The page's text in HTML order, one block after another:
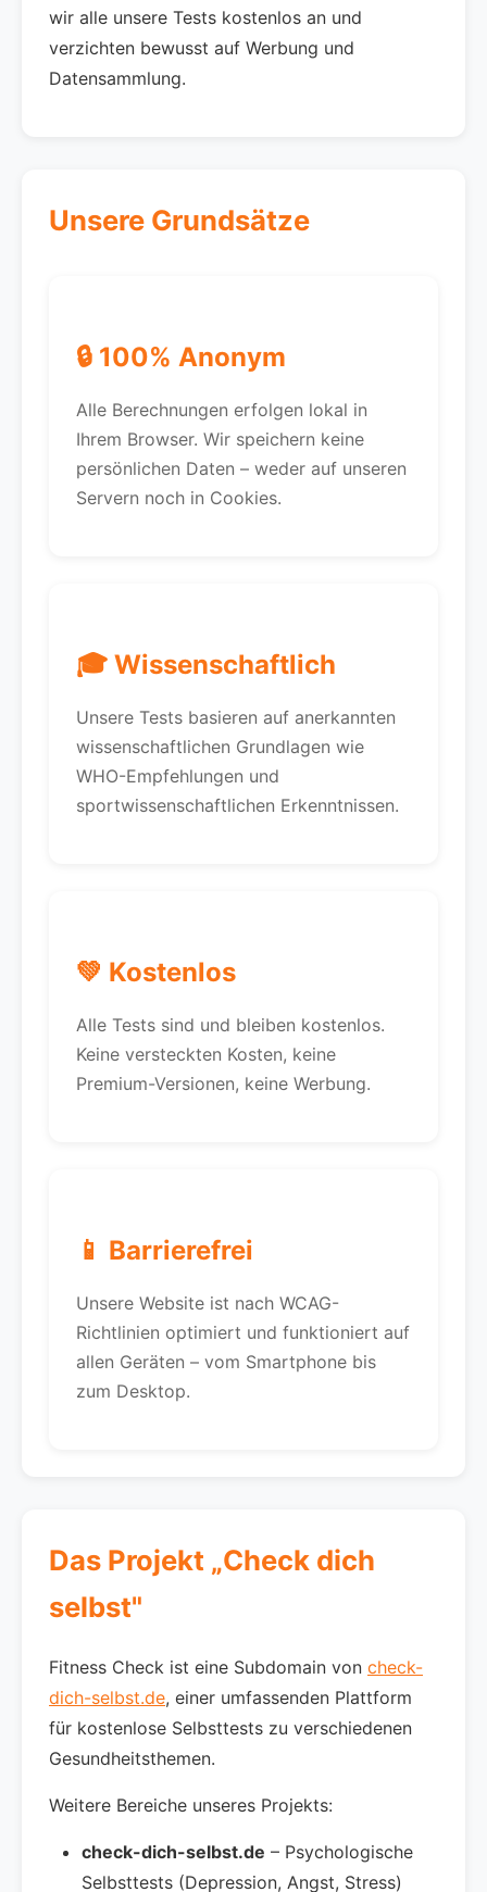
wir alle unsere Tests kostenlos an und
verzichten bewusst auf Werbung und
Datensammlung.
Unsere Grundsätze
🔒 100% Anonym
Alle Berechnungen erfolgen lokal in
Ihrem Browser. Wir speichern keine
persönlichen Daten – weder auf unseren
Servern noch in Cookies.
🎓 Wissenschaftlich
Unsere Tests basieren auf anerkannten
wissenschaftlichen Grundlagen wie
WHO-Empfehlungen und
sportwissenschaftlichen Erkenntnissen.
💚 Kostenlos
Alle Tests sind und bleiben kostenlos.
Keine versteckten Kosten, keine
Premium-Versionen, keine Werbung.
📱 Barrierefrei
Unsere Website ist nach WCAG-
Richtlinien optimiert und funktioniert auf
allen Geräten – vom Smartphone bis
zum Desktop.
Das Projekt „Check dich
selbst"
Fitness Check ist eine Subdomain von check-
dich-selbst.de, einer umfassenden Plattform
für kostenlose Selbsttests zu verschiedenen
Gesundheitsthemen.
Weitere Bereiche unseres Projekts:
check-dich-selbst.de – Psychologische
Selbsttests (Depression, Angst, Stress)